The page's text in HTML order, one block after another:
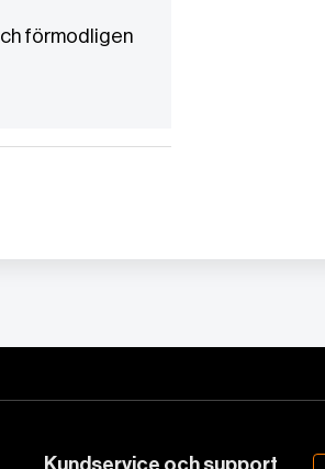
förmodligen